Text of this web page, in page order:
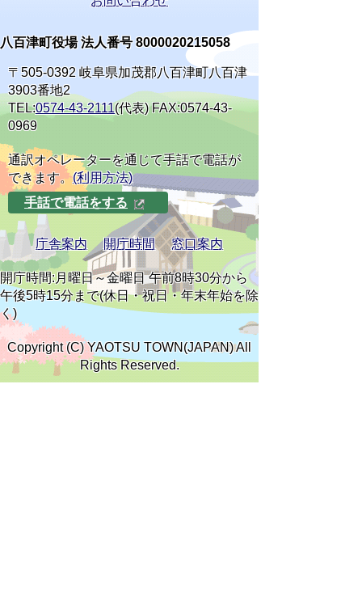
八百津町役場 法人番号 8000020215058
〒505-0392 岐阜県加茂郡八百津町八百津
3903番地2
TEL:0574-43-2111(代表) FAX:0574-43-
0969
通訳オペレーターを通じて手話で電話が
できます。(利用方法)
手話で電話をする
庁舎案内 開庁時間 窓口案内
開庁時間:月曜日～金曜日 午前8時30分から
午後5時15分まで(休日・祝日・年末年始を除
く)
Copyright (C) YAOTSU TOWN(JAPAN) All
Rights Reserved.